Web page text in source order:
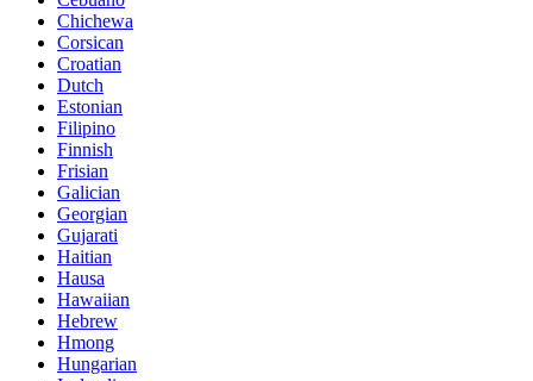
Chichewa
Corsican
Croatian
Dutch
Estonian
Filipino
Finnish
Frisian
Galician
Georgian
Gujarati
Haitian
Hausa
Hawaiian
Hebrew
Hmong
Hungarian